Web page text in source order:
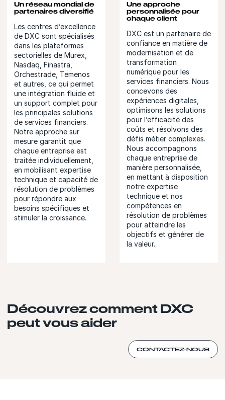
Un réseau mondial de
partenaires diversifié
Les centres d’excellence
de DXC sont spécialisés
dans les plateformes
sectorielles de Murex,
Nasdaq, Finastra,
Orchestrade, Temenos
et autres, ce qui permet
une intégration fluide et
un support complet pour
les principales solutions
de services financiers.
Notre approche sur
mesure garantit que
chaque entreprise est
traitée individuellement,
en mobilisant expertise
technique et capacité de
résolution de problèmes
pour répondre aux
besoins spécifiques et
stimuler la croissance.
Une approche
personnalisée pour
chaque client
DXC est un partenaire de
confiance en matière de
modernisation et de
transformation
numérique pour les
services financiers. Nous
concevons des
expériences digitales,
optimisons les solutions
pour l’efficacité des
coûts et résolvons des
défis métier complexes.
Nous accompagnons
chaque entreprise de
manière personnalisée,
en mettant à disposition
notre expertise
technique et nos
compétences en
résolution de problèmes
pour atteindre les
objectifs et générer de
la valeur.
Découvrez comment DXC
peut vous aider
CONTACTEZ-NOUS